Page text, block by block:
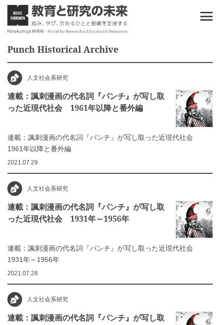
Punch Historical Archive
人文社会系研究
連載：諷刺漫画の代名詞『パンチ』が写し取
った近現代社会 1961年以降と番外編
連載：諷刺漫画の代名詞『パンチ』が写し取った近現代社会
1961年以降と番外編
2021.07.29
人文社会系研究
連載：諷刺漫画の代名詞『パンチ』が写し取
った近現代社会 1931年～1956年
連載：諷刺漫画の代名詞『パンチ』が写し取った近現代社会
1931年～1956年
2021.07.28
人文社会系研究
連載：諷刺漫画の代名詞『パンチ』が写し取